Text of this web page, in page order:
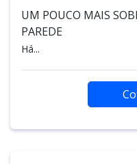
UM POUCO MAIS
PAREDE
Há...